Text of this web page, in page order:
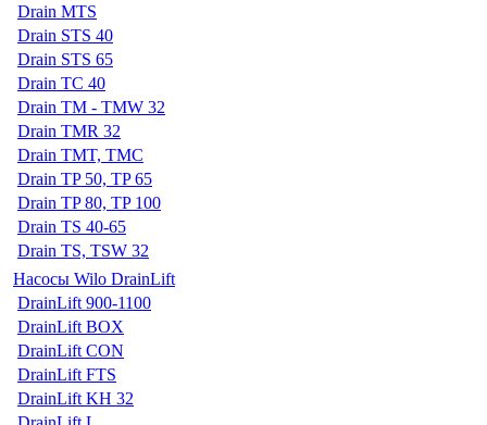
Drain MTS
Drain STS 40
Drain STS 65
Drain TC 40
Drain TM - TMW 32
Drain TMR 32
Drain TMT, TMC
Drain TP 50, TP 65
Drain TP 80, TP 100
Drain TS 40-65
Drain TS, TSW 32
Насосы Wilo DrainLift
DrainLift 900-1100
DrainLift BOX
DrainLift CON
DrainLift FTS
DrainLift KH 32